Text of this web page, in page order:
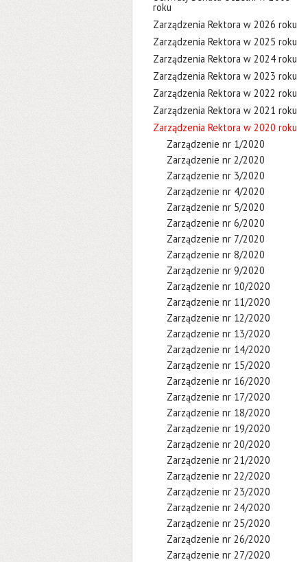
roku
Zarządzenia Rektora w 2026 roku
Zarządzenia Rektora w 2025 roku
Zarządzenia Rektora w 2024 roku
Zarządzenia Rektora w 2023 roku
Zarządzenia Rektora w 2022 roku
Zarządzenia Rektora w 2021 roku
Zarządzenia Rektora w 2020 roku
Zarządzenie nr 1/2020
Zarządzenie nr 2/2020
Zarządzenie nr 3/2020
Zarządzenie nr 4/2020
Zarządzenie nr 5/2020
Zarządzenie nr 6/2020
Zarządzenie nr 7/2020
Zarządzenie nr 8/2020
Zarządzenie nr 9/2020
Zarządzenie nr 10/2020
Zarządzenie nr 11/2020
Zarządzenie nr 12/2020
Zarządzenie nr 13/2020
Zarządzenie nr 14/2020
Zarządzenie nr 15/2020
Zarządzenie nr 16/2020
Zarządzenie nr 17/2020
Zarządzenie nr 18/2020
Zarządzenie nr 19/2020
Zarządzenie nr 20/2020
Zarządzenie nr 21/2020
Zarządzenie nr 22/2020
Zarządzenie nr 23/2020
Zarządzenie nr 24/2020
Zarządzenie nr 25/2020
Zarządzenie nr 26/2020
Zarządzenie nr 27/2020